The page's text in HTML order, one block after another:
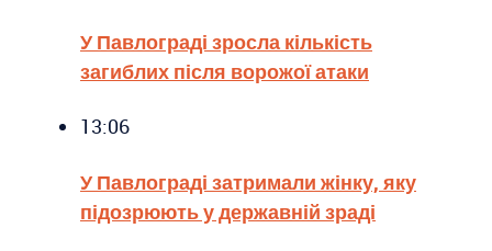
У Павлограді зросла кількість
загиблих після ворожої атаки
13:06
У Павлограді затримали жінку, яку
підозрюють у державній зраді